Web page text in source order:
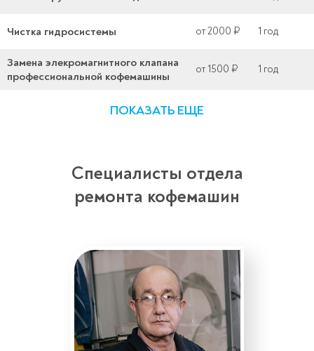
Чистка гидросистемы от 2000 ₽ 1 год
Замена элекромагнитного клапана
профессиональной кофемашины
от 1500 ₽ 1 год
ПОКАЗАТЬ ЕЩЕ
Специалисты отдела
ремонта кофемашин